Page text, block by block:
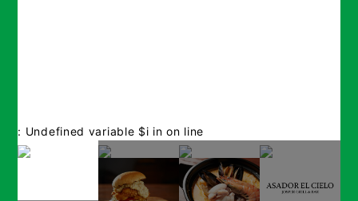
: Undefined variable $i inon line